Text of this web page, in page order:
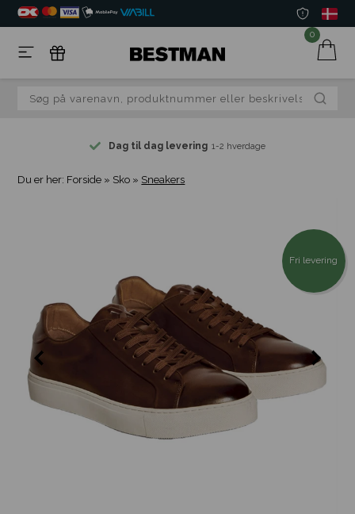
0
Dag til dag levering 1-2 hverdage
Du er her: Forside » Sko » Sneakers
Fri levering